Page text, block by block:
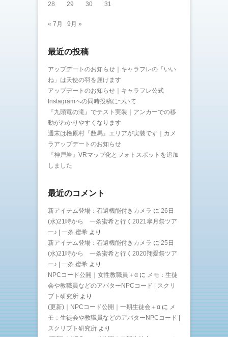
28
29 30 31
« 7月 9月 »
最近の投稿
アップデートのお知らせ｜キャラフレの「いい
ね」は天使の羽を届けます
アップデートのお知らせ｜キャラフレ公式
Instagramへの同時投稿について
『九頭竜の滝』でテスト実装｜アンカーでの移
動がわかりやすくなります
週末は檜原村『数馬』エリアが実装です｜カメ
ラアップデートのお知らせ
『神戸岩』VRマップ化とフォトスポットを追加
しました
最近のコメント
新アイテム登場：召還機能付きカメラ に 26日
(水)21時から 一条蜜希と行く2021皐月祭ツア
ー♪ | 一条 蜜希 より
新アイテム登場：召還機能付きカメラ に 25日
(水)21時から 一条蜜希と行く2020翔愛祭ツア
ー♪ | 一条 蜜希 より
NPCコード公開｜女性教職員＋α に メモ：生徒
会や教職員などのアバターNPCコード | スクリ
プト研究所 より
(更新)｜NPCコード公開｜一期生徒会＋α に メ
モ：生徒会や教職員などのアバターNPCコード |
スクリプト研究所 より